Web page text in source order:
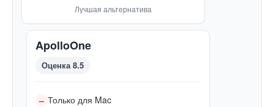
Лучшая альтернатива
ApolloOne
Оценка 8.5
– Только для Mac